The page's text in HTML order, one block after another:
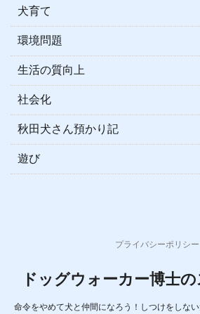
犬育て
環境問題
生活の質向上
社会化
秋田犬さん預かり記
遊び
プライバシーポリシー
ドッグウォーカー博士
命令をやめて犬と仲間になろう！しつけをしな